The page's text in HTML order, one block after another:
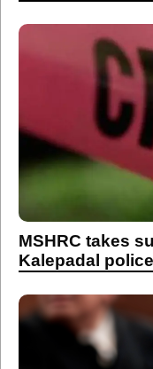
MSHRC takes
Kalepadal